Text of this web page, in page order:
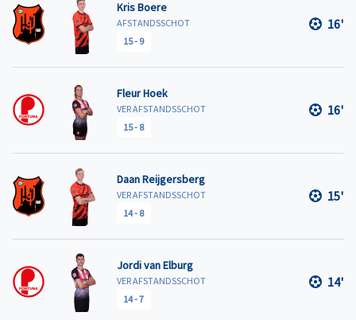
Kris Boere
AFSTANDSSCHOT
15- 9
16'
Fleur Hoek
VER AFSTANDSSCHOT
15- 8
16'
Daan Reijgersberg
VER AFSTANDSSCHOT
14- 8
15'
Jordi van Elburg
VER AFSTANDSSCHOT
14-7
14'